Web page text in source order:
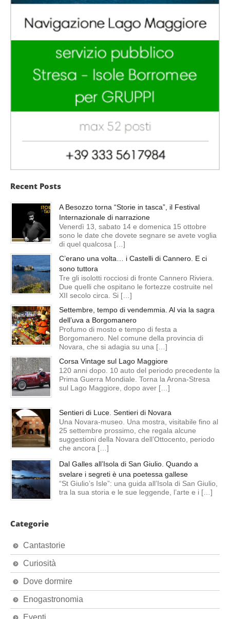
Recent Posts
A Besozzo torna “Storie in tasca”, il Festival
Internazionale di narrazione
Venerdì 13, sabato 14 e domenica 15 ottobre
sono le date che dovete segnare se avete voglia
di quel qualcosa […]
C’erano una volta… i Castelli di Cannero. E ci
sono tuttora
Tre gli isolotti rocciosi di fronte Cannero Riviera.
Due quelli che ospitano le fortezze costruite nel
XII secolo circa. Si […]
Settembre, tempo di vendemmia. Al via la sagra
dell’uva a Borgomanero
Profumo di mosto e tempo di festa a
Borgomanero. Nel comune della provincia di
Novara, che si adagia su una […]
Corsa Vintage sul Lago Maggiore
120 anni dopo. 10 auto del periodo precedente la
Prima Guerra Mondiale. Torna la Arona-Stresa
sul Lago Maggiore, dopo aver […]
Sentieri di Luce. Sentieri di Novara
Una Novara-museo. Una mostra, visitabile fino al
25 settembre prossimo, che regala alcune
suggestioni della Novara dell’Ottocento, periodo
che ancora […]
Dal Galles all’Isola di San Giulio. Quando a
svelare i segreti è una poetessa gallese
“St Giulio’s Isle”: una guida all’Isola di San Giulio,
tra la sua storia e le sue leggende, l’arte e i […]
Categorie
Cantastorie
Curiosità
Dove dormire
Enogastronomia
Eventi